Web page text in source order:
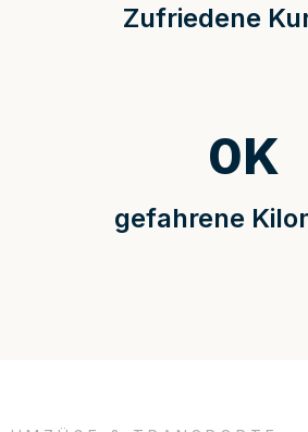
Zufriedene
gefahrene
0K